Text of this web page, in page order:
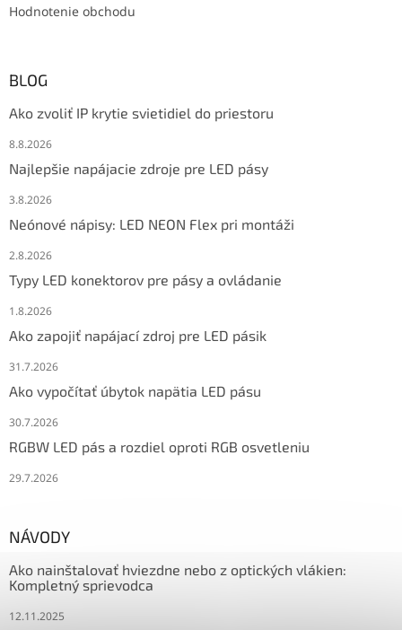
Hodnotenie obchodu
BLOG
Ako zvoliť IP krytie svietidiel do priestoru
8.8.2026
Najlepšie napájacie zdroje pre LED pásy
3.8.2026
Neónové nápisy: LED NEON Flex pri montáži
2.8.2026
Typy LED konektorov pre pásy a ovládanie
1.8.2026
Ako zapojiť napájací zdroj pre LED pásik
31.7.2026
Ako vypočítať úbytok napätia LED pásu
30.7.2026
RGBW LED pás a rozdiel oproti RGB osvetleniu
29.7.2026
NÁVODY
Ako nainštalovať hviezdne nebo z optických vlákien:
Kompletný sprievodca
12.11.2025